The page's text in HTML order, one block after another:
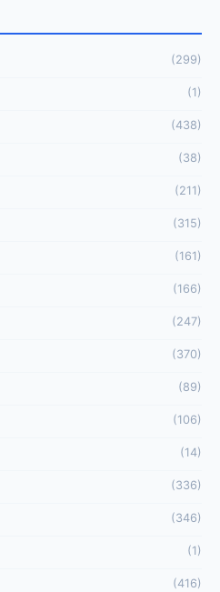
(299)
(1)
(438)
(38)
(211)
(315)
(161)
(166)
(247)
(370)
(89)
(106)
(14)
(336)
(346)
(1)
(416)